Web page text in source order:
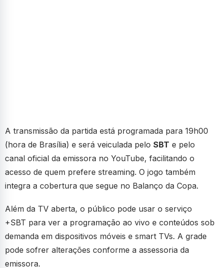
A transmissão da partida está programada para 19h00
(hora de Brasília) e será veiculada pelo SBT e pelo
canal oficial da emissora no YouTube, facilitando o
acesso de quem prefere streaming. O jogo também
integra a cobertura que segue no Balanço da Copa.
Além da TV aberta, o público pode usar o serviço
+SBT para ver a programação ao vivo e conteúdos sob
demanda em dispositivos móveis e smart TVs. A grade
pode sofrer alterações conforme a assessoria da
emissora.